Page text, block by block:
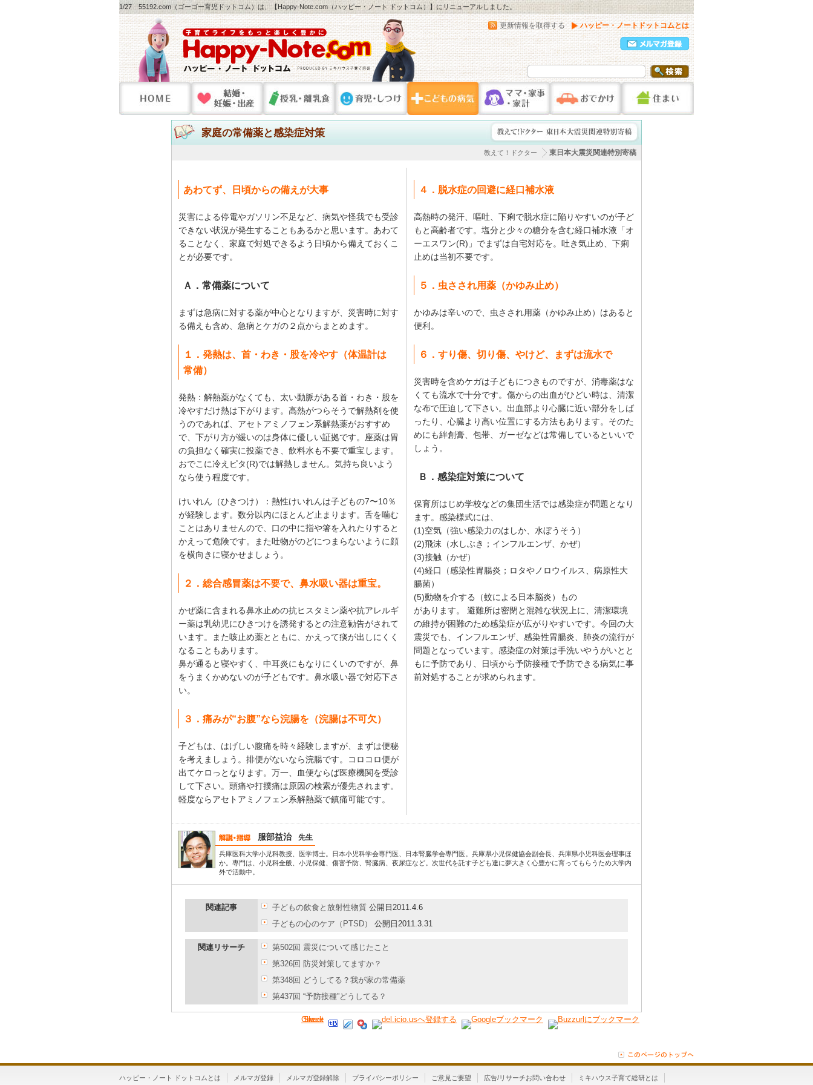
1/27 55192.com（ゴーゴー育児ドットコム）は、【Happy-Note.com（ハッピー・ノート ドットコム）】にリニューアルしました。
更新情報を取得する ハッピー・ノートドットコムとは
家庭の常備薬と感染症対策
東日本大震災関連特別寄稿
教えて！ドクター
あわてず、日頃からの備えが大事
災害による停電やガソリン不足など、病気や怪我でも受診
できない状況が発生することもあるかと思います。あわて
ることなく、家庭で対処できるよう日頃から備えておくこ
とが必要です。
Ａ．常備薬について
まずは急病に対する薬が中心となりますが、災害時に対す
る備えも含め、急病とケガの２点からまとめます。
１．発熱は、首・わき・股を冷やす（体温計は
常備）
発熱：解熱薬がなくても、太い動脈がある首・わき・股を
冷やすだけ熱は下がります。高熱がつらそうで解熱剤を使
うのであれば、アセトアミノフェン系解熱薬がおすすめ
で、下がり方が緩いのは身体に優しい証拠です。座薬は胃
の負担なく確実に投薬でき、飲料水も不要で重宝します。
おでこに冷えピタ(R)では解熱しません。気持ち良いよう
なら使う程度です。
けいれん（ひきつけ）：熱性けいれんは子どもの7〜10％
が経験します。数分以内にほとんど止まります。舌を噛む
ことはありませんので、口の中に指や箸を入れたりすると
かえって危険です。また吐物がのどにつまらないように顔
を横向きに寝かせましょう。
２．総合感冒薬は不要で、鼻水吸い器は重宝。
かぜ薬に含まれる鼻水止めの抗ヒスタミン薬や抗アレルギ
ー薬は乳幼児にひきつけを誘発するとの注意勧告がされて
います。また咳止め薬とともに、かえって痰が出しにくく
なることもあります。
鼻が通ると寝やすく、中耳炎にもなりにくいのですが、鼻
をうまくかめないのが子どもです。鼻水吸い器で対応下さ
い。
３．痛みが“お腹”なら浣腸を（浣腸は不可欠）
子どもは、はげしい腹痛を時々経験しますが、まずは便秘
を考えましょう。排便がないなら浣腸です。コロコロ便が
出てケロっとなります。万一、血便ならば医療機関を受診
して下さい。頭痛や打撲痛は原因の検索が優先されます。
軽度ならアセトアミノフェン系解熱薬で鎮痛可能です。
４．脱水症の回避に経口補水液
高熱時の発汗、嘔吐、下痢で脱水症に陥りやすいのが子ど
もと高齢者です。塩分と少々の糖分を含む経口補水液「オ
ーエスワン(R)」でまずは自宅対応を。吐き気止め、下痢
止めは当初不要です。
５．虫さされ用薬（かゆみ止め）
かゆみは辛いので、虫さされ用薬（かゆみ止め）はあると
便利。
６．すり傷、切り傷、やけど、まずは流水で
災害時を含めケガは子どもにつきものですが、消毒薬はな
くても流水で十分です。傷からの出血がひどい時は、清潔
な布で圧迫して下さい。出血部より心臓に近い部分をしば
ったり、心臓より高い位置にする方法もあります。そのた
めにも絆創膏、包帯、ガーゼなどは常備しているといいで
しょう。
Ｂ．感染症対策について
保育所はじめ学校などの集団生活では感染症が問題となり
ます。感染様式には、
(1)空気（強い感染力のはしか、水ぼうそう）
(2)飛沫（水しぶき；インフルエンザ、かぜ）
(3)接触（かぜ）
(4)経口（感染性胃腸炎；ロタやノロウイルス、病原性大
腸菌）
(5)動物を介する（蚊による日本脳炎）もの
があります。 避難所は密閉と混雑な状況上に、清潔環境
の維持が困難のため感染症が広がりやすいです。今回の大
震災でも、インフルエンザ、感染性胃腸炎、肺炎の流行が
問題となっています。感染症の対策は手洗いやうがいとと
もに予防であり、日頃から予防接種で予防できる病気に事
前対処することが求められます。
服部益治 先生
兵庫医科大学小児科教授、医学博士。日本小児科学会専門医、日本腎臓学会専門医。兵庫県小児保健協会副会長、兵庫県小児科医会理事ほ
か。専門は、小児科全般、小児保健、傷害予防、腎臓病、夜尿症など。次世代を託す子ども達に夢大きく心豊かに育ってもらうため大学内
外で活動中。
関連記事 子どもの飲食と放射性物質 公開日2011.4.6
子どもの心のケア（PTSD）
公開日2011.3.31
関連リサーチ
第502回 震災について感じたこと
第326回 防災対策してますか？
第348回 どうしてる？我が家の常備薬
第437回 “予防接種”どうしてる？
Check
Share
Tweet
ハッピー・ノート ドットコムとは メルマガ登録 メルマガ登録解除 プライバシーポリシー ご意見ご要望 広告/リサーチお問い合わせ ミキハウス子育て総研とは